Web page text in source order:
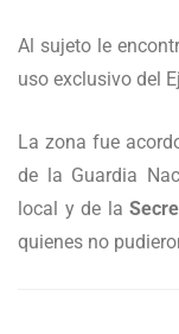
Al sujeto le
uso exclusivo del
La zona fue
de la Guardia
local y de la
quienes no